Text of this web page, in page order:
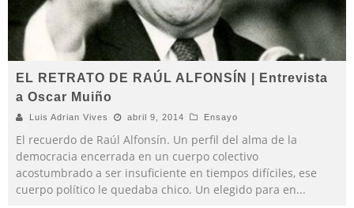
EL RETRATO DE RAÚL ALFONSÍN | Entrevista
a Oscar Muiño
Luis Adrian Vives abril 9, 2014 Ensayo
El recuerdo de Raúl Alfonsín. Un perfil del alma de la
democracia encerrada en un cuerpo colectivo
acostumbrado a ser insuficiente en tiempos difíciles, ese
cuerpo político le quedaba chico. Un elegido para en...